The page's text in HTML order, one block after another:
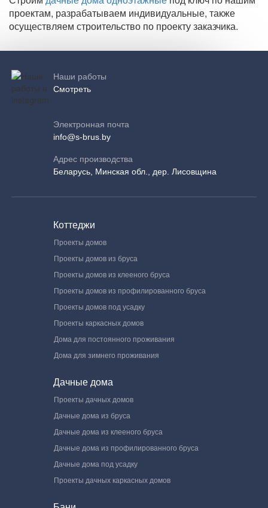
проектам, разрабатываем индивидуальные, также
осуществляем строительство по проекту заказчика.
Наши работы
Смотреть
Электронная почта
info@s-brus.by
Адрес производства
Беларусь, Минская обл., дер. Лисовщина
Коттеджи
Проекты домов
Проекты домов из бруса
Проекты домов из клееного бруса
Проекты домов из профилированного бруса
Проекты домов под усадку
Проекты каркасных домов
Дома для постоянного проживания
Дома для зимнего проживания
Дачные дома
Проекты дачных домов
Дачные дома из бруса
Дачные дома из клееного бруса
Дачные дома из профилированного бруса
Дачные дома под усадку
Проекты дачных каркасных домов